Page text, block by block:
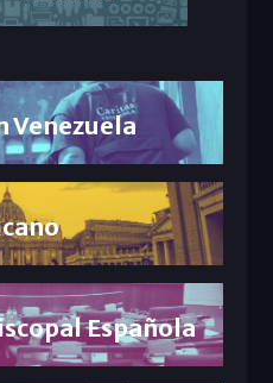
Venezuela
Española